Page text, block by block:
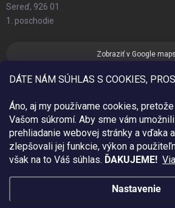
DÁTE NÁM SÚHLAS S COOKIES,
Áno, aj my používame cookies,
Vašom súkromí. Aby sme vám
prehliadanie webovej stránky a vďaka
zlepšovali jej funkcie, výkon a
však na to Váš súhlas. ĎAKUJEME!
Nastavenie
Sereď, 926 01
1. poschodie
Zobraziť v Google maps